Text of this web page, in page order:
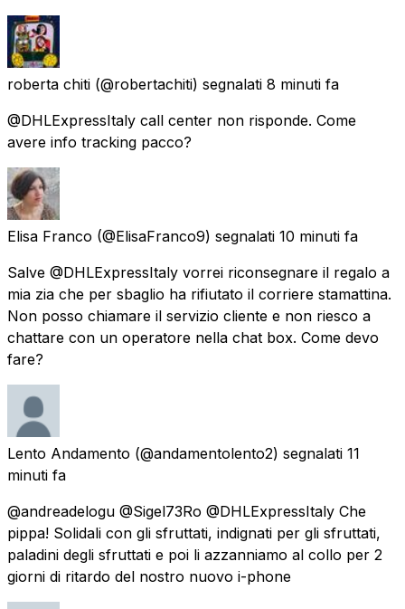
roberta chiti (@robertachiti) segnalati 8 minuti fa
@DHLExpressItaly call center non risponde. Come
avere info tracking pacco?
Elisa Franco (@ElisaFranco9) segnalati 10 minuti fa
Salve @DHLExpressItaly vorrei riconsegnare il regalo a
mia zia che per sbaglio ha rifiutato il corriere stamattina.
Non posso chiamare il servizio cliente e non riesco a
chattare con un operatore nella chat box. Come devo
fare?
Lento Andamento (@andamentolento2) segnalati 11
minuti fa
@andreadelogu @Sigel73Ro @DHLExpressItaly Che
pippa! Solidali con gli sfruttati, indignati per gli sfruttati,
paladini degli sfruttati e poi li azzanniamo al collo per 2
giorni di ritardo del nostro nuovo i-phone